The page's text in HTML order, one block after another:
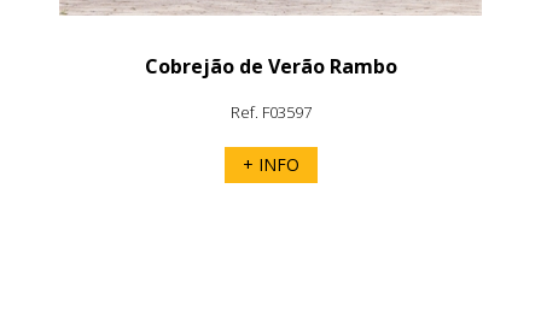
Cobrejão de Verão Rambo
Ref. F03597
+ INFO